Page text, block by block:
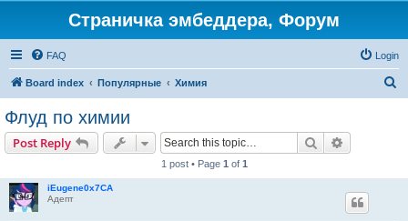
Страничка эмбеддера, Форум
FAQ Login
Board index Популярные Химия
Флуд по химии
Post Reply Search
1 post • Page 1 of 1
iEugene0x7CA
Адепт